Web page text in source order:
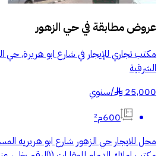
عروض مطابقة فيحي الزهور
مكتب تجاري للإيجار في شارع ابو هريرة, حي
الشرقية
25,000
§
/سنوي
600م²